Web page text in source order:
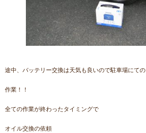
途中、バッテリー交換は天気も良いので駐車場にての
作業！！
全ての作業が終わったタイミングで
オイル交換の依頼